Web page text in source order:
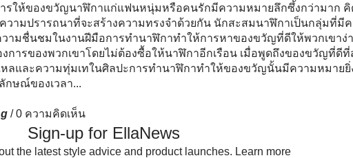
รให้ของขวัญนาฬิกาแก่แฟนหนุ่มหรือคนรักมีความหมายลึกซึ้งกว่ามาก
ามปรารถนาที่จะสร้างความทรงจำด้วยกัน นักสะสมนาฬิกาเป็นกลุ่มที่มีค
ามชื่นชมในงานฝีมือการทำนาฬิกาทำให้การหาของขวัญที่ดีให้พวกเขา
การของพวกเขาโดยไม่ต้องซื้อให้นาฬิกาอีกเรือน เมื่อพูดถึงของขวัญที่ดี
ลและความทุ่มเทในศิลปะการทำนาฬิกาทำให้ของขวัญนั้นมีความหมาย
กษณ์ของเวลา...
/ 0 ความคิดเห็น
Sign-up for EllaNews
the latest style advice and product launches. Learn more